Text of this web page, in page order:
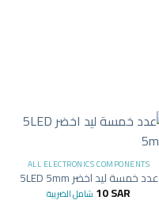
ALL ELECTRONICS COMPONENTS
عدد خمسة ليد اخضر 5LED 5mm
10SAR شامل الضريبة